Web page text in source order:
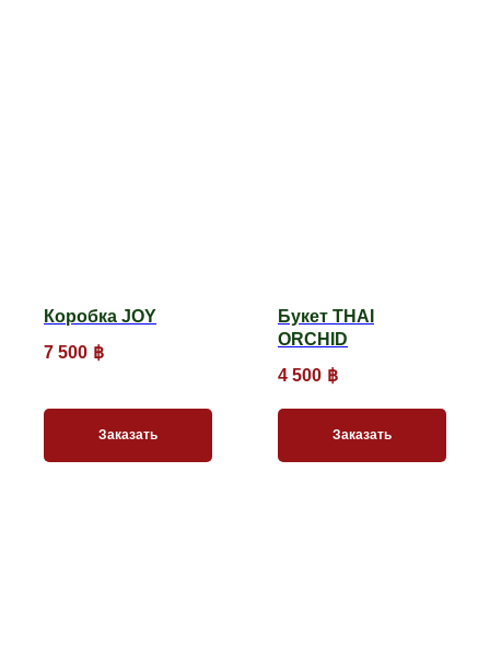
Коробка JOY
7 500 ฿
Заказать
Букет THAI
ORCHID
4 500 ฿
Заказать